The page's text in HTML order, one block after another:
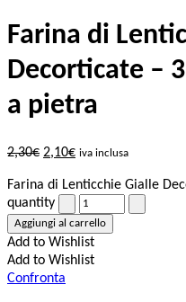
Farina di
Decorticate –
a pietra
2,30€ 2,10€ iva inclusa
Farina di Lenticchie Gialle
quantity
Aggiungi al carrello
Add to Wishlist
Add to Wishlist
Confronta